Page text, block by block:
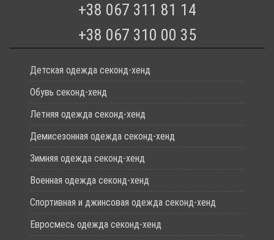
+38 067 311 81 14
+38 067 310 00 35
Детская одежда секонд-хенд
Обувь секонд-хенд
Летняя одежда секонд-хенд
Демисезонная одежда секонд-хенд
Зимняя одежда секонд-хенд
Военная одежда секонд-хенд
Спортивная и джинсовая одежда секонд-хенд
Евросмесь одежда секонд-хенд